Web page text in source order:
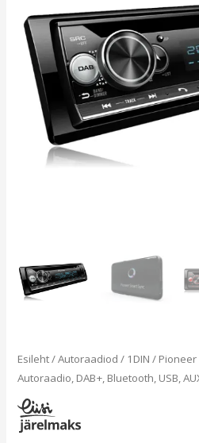
Esileht/Autoraadiod / 1DIN / Pioneer
Autoraadio, DAB+, Bluetooth, USB,